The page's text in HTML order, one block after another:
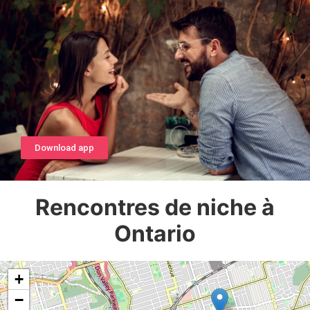
Download app
Rencontres de niche à
Ontario
+
−